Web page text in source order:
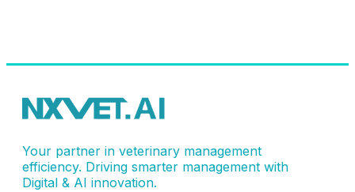
Your partner in veterinary management
efficiency. Driving smarter management with
Digital & AI innovation.